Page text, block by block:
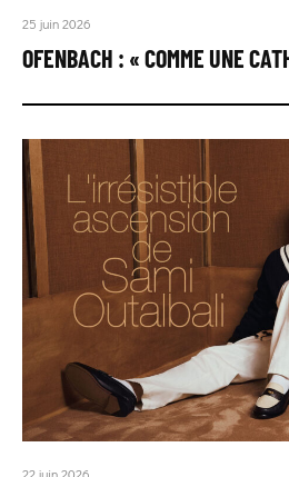
25 juin 2026
OFENBACH : « COMME UNE